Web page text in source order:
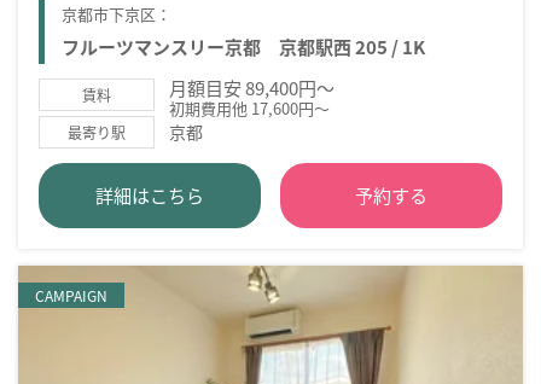
京都市下京区：
フルーツマンスリー京都 京都駅西 205 / 1K
賃料 月額目安 89,400円～
初期費用他 17,600円～
最寄り駅 京都
詳細はこちら 予約する
CAMPAIGN